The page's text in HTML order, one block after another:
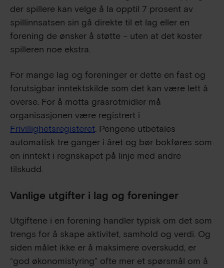
der spillere kan velge å la opptil 7 prosent av
spillinnsatsen sin gå direkte til et lag eller en
forening de ønsker å støtte – uten at det koster
spilleren noe ekstra.
For mange lag og foreninger er dette en fast og
forutsigbar inntektskilde som det kan være lett å
overse. For å motta grasrotmidler må
organisasjonen være registrert i
Frivillighetsregisteret. Pengene utbetales
automatisk tre ganger i året og bør bokføres som
en inntekt i regnskapet på linje med andre
tilskudd.
Vanlige utgifter i lag og foreninger
Utgiftene i en forening handler typisk om det som
trengs for å skape aktivitet, samhold og verdi. Og
siden målet ikke er å maksimere overskudd, er
“god økonomistyring” ofte mer et spørsmål om å